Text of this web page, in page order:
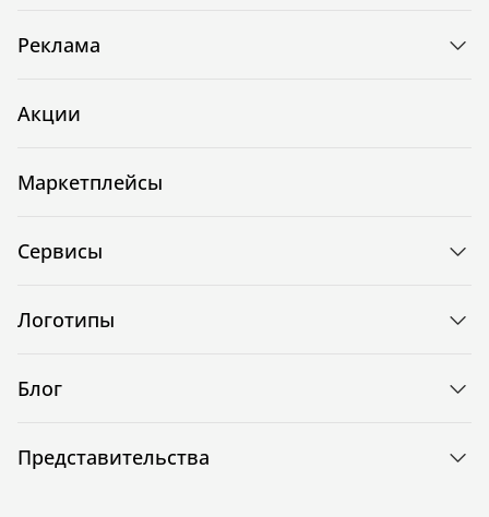
Реклама
Акции
Маркетплейсы
Сервисы
Логотипы
Блог
Представительства